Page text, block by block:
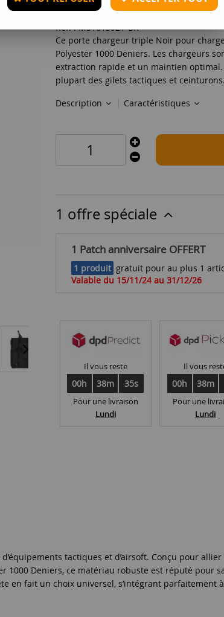
Réf. :M51613021-BK
Ce porte chargeur triple Noir pour
Polyester 1000 Deniers. Les chargeurs
extraction rapide et un maintien optimal.
plupart des gilets tactiques et ceinturons.
Description
Caractéristiques
1 offre spéciale
1 Patch anniversaire OFFERT
1 produit gratuit pour au plus 1
Valable du 15/11/24 au 31/12/26
Il vous reste
00h 38m 34s
Pour une livraison
Lundi
Il vous
00h 38m
Pour une
Lundi
tactiques et d’airsoft. Conçu pour
Deniers, ce matériau robuste est réputé pour
en fait un choix universel, s’intégrant parfaitement